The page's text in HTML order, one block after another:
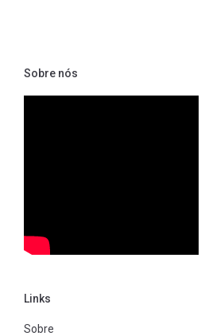
Sobre nós
Links
Sobre